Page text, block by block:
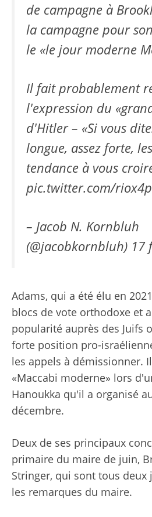
de campagne à
la campagne pour
le «le jour moderne
Il fait probablement
l'expression du
d'Hitler – «Si vous
longue, assez forte,
tendance à vous
pic.twitter.com/
– Jacob N. Kornbluh
(@jacobkornbluh) 17
Adams, qui a été élu en
blocs de vote orthodoxe et
popularité auprès des Juifs
forte position pro-
les appels à démissionner.
«Maccabi moderne» lors
Hanoukka qu'il a organisé
décembre.
Deux de ses principaux
primaire du maire de juin,
Stringer, qui sont tous
les remarques du maire.